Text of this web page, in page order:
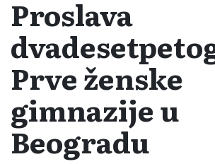
Proslava
Prve ženske
gimnazije u
Beogradu